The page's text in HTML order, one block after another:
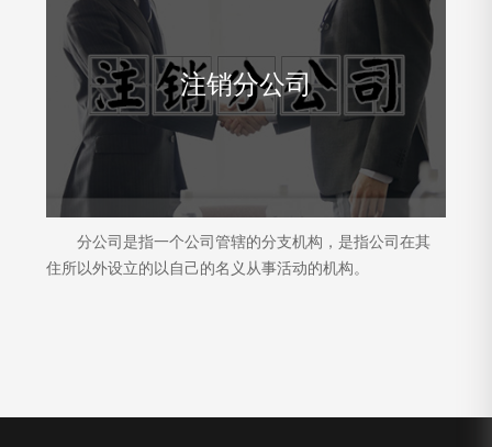
注销分公司
分公司是指一个公司管辖的分支机构，是指公司在其
住所以外设立的以自己的名义从事活动的机构。